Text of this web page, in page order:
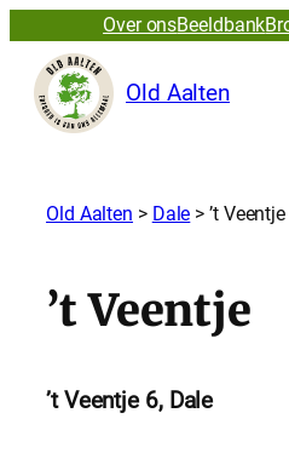
Over onsBeeldbank
Old Aalten
Old Aalten > Dale >’t Veentje
’t Veentje
’t Veentje 6, Dale